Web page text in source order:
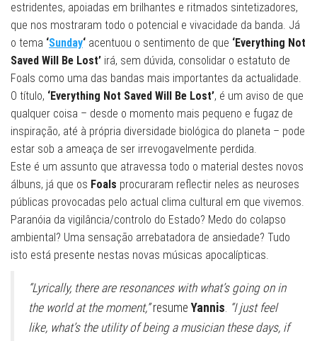
estridentes, apoiadas em brilhantes e ritmados sintetizadores,
que nos mostraram todo o potencial e vivacidade da banda. Já
o tema ‘Sunday‘ acentuou o sentimento de que ‘Everything Not
Saved Will Be Lost’ irá, sem dúvida, consolidar o estatuto de
Foals como uma das bandas mais importantes da actualidade.
O título, ‘Everything Not Saved Will Be Lost’, é um aviso de que
qualquer coisa – desde o momento mais pequeno e fugaz de
inspiração, até à própria diversidade biológica do planeta – pode
estar sob a ameaça de ser irrevogavelmente perdida.
Este é um assunto que atravessa todo o material destes novos
álbuns, já que os Foals procuraram reflectir neles as neuroses
públicas provocadas pelo actual clima cultural em que vivemos.
Paranóia da vigilância/controlo do Estado? Medo do colapso
ambiental? Uma sensação arrebatadora de ansiedade? Tudo
isto está presente nestas novas músicas apocalípticas.
“Lyrically, there are resonances with what’s going on in
the world at the moment,”resumeYannis. “I just feel
like, what’s the utility of being a musician these days, if